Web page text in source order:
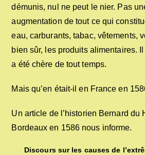
démunis, nul ne peut le nier. Pas
augmentation de tout ce qui
eau, carburants, tabac, vêtements,
bien sûr, les produits alimentaires.
a été chère de tout temps.
Mais qu’en était-il en France en
Un article de l’historien Bernard du
Bordeaux en 1586 nous informe.
Discours sur les causes de